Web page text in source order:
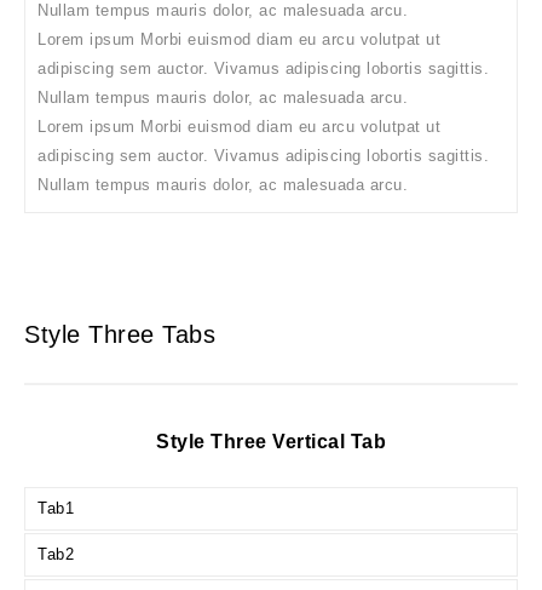
Nullam tempus mauris dolor, ac malesuada arcu.
Lorem ipsum Morbi euismod diam eu arcu volutpat ut
adipiscing sem auctor. Vivamus adipiscing lobortis sagittis.
Nullam tempus mauris dolor, ac malesuada arcu.
Lorem ipsum Morbi euismod diam eu arcu volutpat ut
adipiscing sem auctor. Vivamus adipiscing lobortis sagittis.
Nullam tempus mauris dolor, ac malesuada arcu.
Style Three Tabs
Style Three Vertical Tab
Tab1
Tab2